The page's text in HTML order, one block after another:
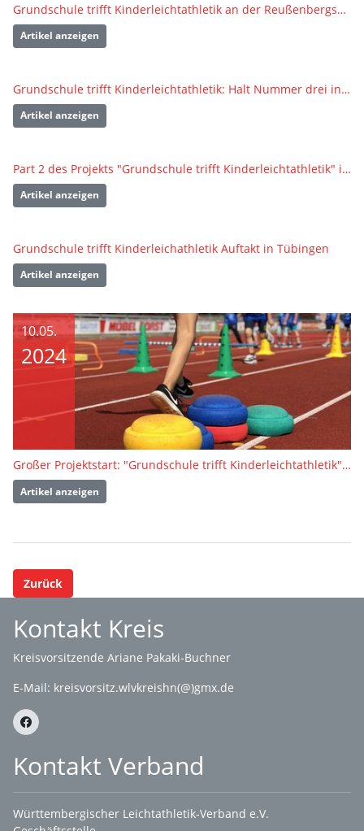
Grundschule trifft Kinderleichtathletik an der Reußenbergschule Tiefenbach
Artikel anzeigen
Grundschule trifft Kinderleichtathletik: Halt Nummer drei in Leonberg
Artikel anzeigen
Part 2 des Projekts "Grundschule trifft Kinderleichtathletik" in Ludwigsburg
Artikel anzeigen
Grundschule trifft Kinderleichathletik Auftakt in Tübingen
Artikel anzeigen
10.05.
2024
Großer Projektstart: "Grundschule trifft Kinderleichtathletik" ist auf Tour
Artikel anzeigen
Zurück
Kontakt Kreis
Kreisvorsitzende Ariane Pakaki-Buchner
E-Mail: kreisvorsitz.wlvkreishn(@)gmx.de
Kontakt Verband
Württembergischer Leichtathletik-Verband e.V.